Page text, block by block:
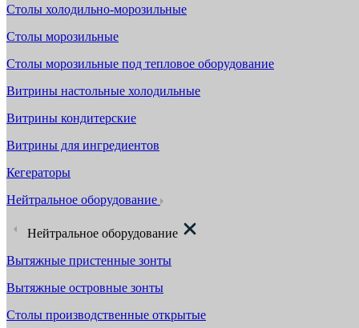
Столы холодильно-морозильные
Столы морозильные
Столы морозильные под тепловое оборудование
Витрины настольные холодильные
Витрины кондитерские
Витрины для ингредиентов
Кегераторы
Нейтральное оборудование
Нейтральное оборудование
Вытяжные пристенные зонты
Вытяжные островные зонты
Столы производственные открытые